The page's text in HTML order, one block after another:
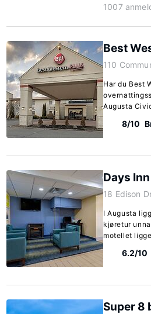
1007
Best
110
Har du Best
Augusta
8/10
Days
18 Edison
I Augusta
kjøretur
motellet
6.2/10
Super 8